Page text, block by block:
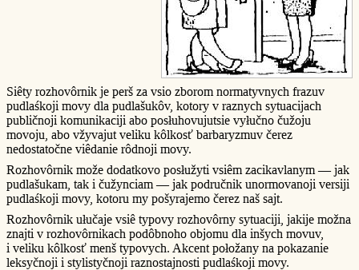
Siêty rozhovôrnik je perš za vsio zborom normatyvnych frazuv
pudlaśkoji movy dla pudlašukôv, kotory v raznych sytuacijach
publičnoji komunikaciji abo posłuhovujutsie vyłučno čužoju
movoju, abo vžyvajut veliku kôlkosť barbaryzmuv čerez
nedostatočne viêdanie rôdnoji movy.
Rozhovôrnik može dodatkovo posłužyti vsiêm zacikavlanym — jak
pudlašukam, tak i čužynciam — jak područnik unormovanoji versiji
pudlaśkoji movy, kotoru my pošyrajemo čerez naš sajt.
Rozhovôrnik ułučaje vsiê typovy rozhovôrny sytuaciji, jakije možna
znajti v rozhovôrnikach podôbnoho objomu dla inšych movuv,
i veliku kôlkosť menš typovych. Akcent połožany na pokazanie
leksyčnoji i stylistyčnoji raznostajnosti pudlaśkoji movy.